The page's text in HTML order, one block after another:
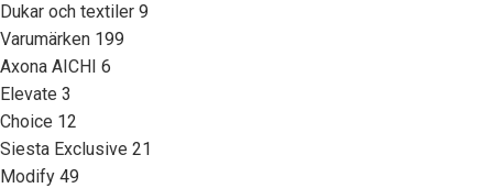
Dukar och textiler 9
Varumärken 199
Axona AICHI 6
Elevate 3
Choice 12
Siesta Exclusive 21
Modify 49